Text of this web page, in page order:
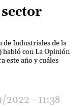
de Industriales de la
con La Opinión
este año y cuáles
2022 - 11:38